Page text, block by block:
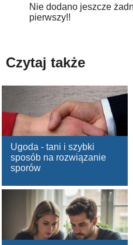
Nie dodano jeszcze
pierwszy!!
Czytaj także
Ugoda - tani i szybki
sposób na rozwiązanie
sporów